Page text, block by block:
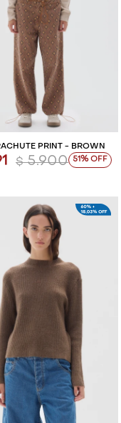
PRINT - BROWN
$ 5.900 51